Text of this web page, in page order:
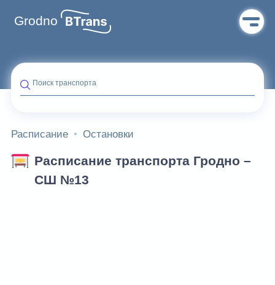
Grodno
Поиск транспорта
Расписание Остановки
Расписание транспорта Гродно –
СШ №13